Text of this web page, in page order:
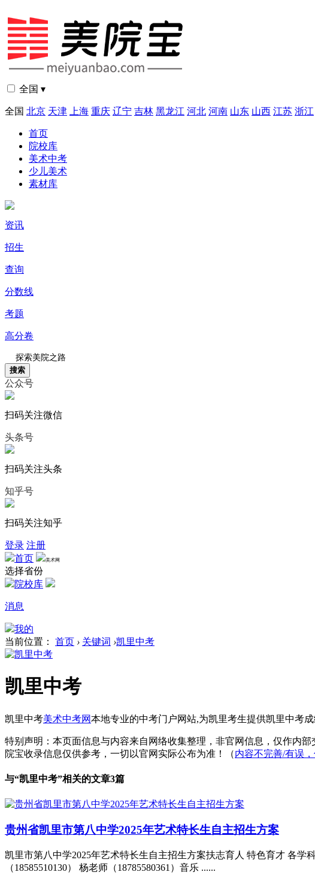
全国 ▾
全国 北京 天津 上海 重庆 辽宁 吉林 黑龙江 河北 河南 山东 山西 江苏 浙江
首页
院校库
美术中考
少儿美术
素材库
资讯
招生
查询
分数线
考题
高分卷
搜索
公众号
扫码关注微信
头条号
扫码关注头条
知乎号
扫码关注知乎
登录 注册
首页
美术网
选择省份
院校库
消息
我的
当前位置：
首页 › 关键词 ›凯里中考
凯里中考
凯里中考美术中考网本地专业的中考门户网站,为凯里考生提供凯里中考
特别声明：本页面信息与内容来自网络收集整理，非官网信息，仅作内
院宝收录信息仅供参考，一切以官网实际公布为准！（内容不完善/有误
与“凯里中考”相关的文章3篇
贵州省凯里市第八中学2025年艺术特长生自主招生方案
凯里市第八中学2025年艺术特长生自主招生方案扶志育人 特色育才 各
（18585510130） 杨老师（18785580361）音乐 ......